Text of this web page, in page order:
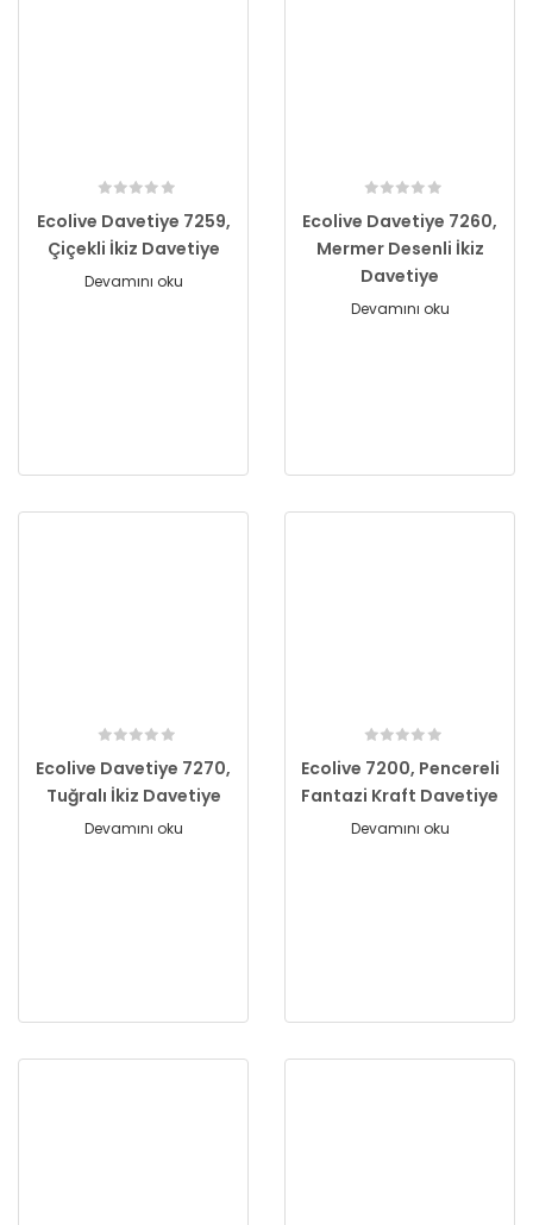
Ecolive Davetiye 7259,
Çiçekli İkiz Davetiye
Devamını oku
Ecolive Davetiye 7260,
Mermer Desenli İkiz
Davetiye
Devamını oku
Ecolive Davetiye 7270,
Tuğralı İkiz Davetiye
Devamını oku
Ecolive 7200, Pencereli
Fantazi Kraft Davetiye
Devamını oku